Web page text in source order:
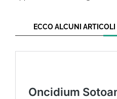
ECCO ALCUNI